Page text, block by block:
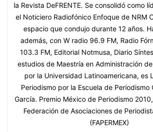
la Revista DeFRENTE. Se consolidó como
el Noticiero Radiofónico Enfoque de NRM
espacio que condujo durante 12 años.
además, con W radio 96.9 FM, Radio
103.3 FM, Editorial Notmusa, Diario
estudios de Maestría en Administración
por la Universidad Latinoamericana, es
Periodismo por la Escuela de Periodismo
García. Premio México de Periodismo
Federación de Asociaciones de
(FAPERMEX)